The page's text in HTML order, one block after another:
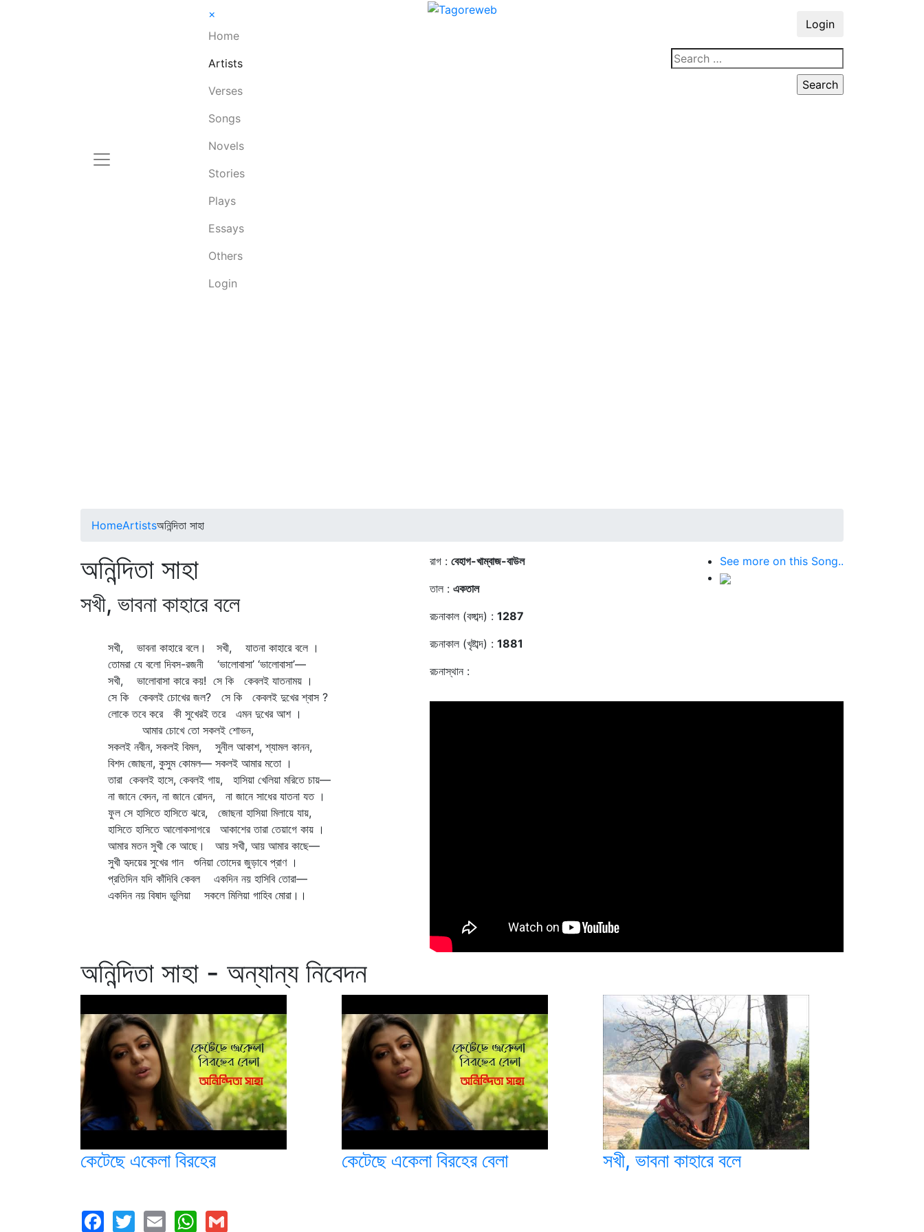
×
Home
Artists
Verses
Songs
Novels
Stories
Plays
Essays
Others
Login
Login
HomeArtistsঅনিন্দিতা সাহা
অনিন্দিতা সাহা
সখী, ভাবনা কাহারে বলে
সখী, ভাবনা কাহারে বলে। সখী, যাতনা কাহারে বলে ।
তোমরা যে বলো দিবস-রজনী ‘ভালোবাসা’ ‘ভালোবাসা’—
সখী, ভালোবাসা কারে কয়! সে কি কেবলই যাতনাময় ।
সে কি কেবলই চোখের জল? সে কি কেবলই দুখের শ্বাস ?
লোকে তবে করে কী সুখেরই তরে এমন দুখের আশ ।
আমার চোখে তো সকলই শোভন,
সকলই নবীন, সকলই বিমল, সুনীল আকাশ, শ্যামল কানন,
বিশদ জোছনা, কুসুম কোমল— সকলই আমার মতো ।
তারা কেবলই হাসে, কেবলই গায়, হাসিয়া খেলিয়া মরিতে চায়—
না জানে বেদন, না জানে রোদন, না জানে সাধের যাতনা যত ।
ফুল সে হাসিতে হাসিতে ঝরে, জোছনা হাসিয়া মিলায়ে যায়,
হাসিতে হাসিতে আলোকসাগরে আকাশের তারা তেয়াগে কায় ।
আমার মতন সুখী কে আছে। আয় সখী, আয় আমার কাছে—
সুখী হৃদয়ের সুখের গান শুনিয়া তোদের জুড়াবে প্রাণ ।
প্রতিদিন যদি কাঁদিবি কেবল একদিন নয় হাসিবি তোরা—
একদিন নয় বিষাদ ভুলিয়া সকলে মিলিয়া গাহিব মোরা।।
রাগ : বেহাগ-খাম্বাজ-বাউল
তাল : একতাল
রচনাকাল (বঙ্গাব্দ) : 1287
রচনাকাল (খৃষ্টাব্দ) : 1881
রচনাস্থান :
See more on this Song..
অনিন্দিতা সাহা - অন্যান্য নিবেদন
কেটেছে একেলা বিরহের কেটেছে একেলা বিরহের বেলা সখী, ভাবনা কাহারে বলে